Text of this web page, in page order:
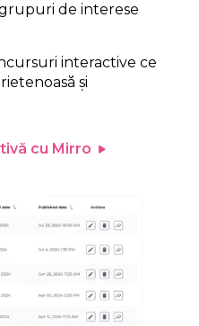
de interese
interactive ce
și
cu Mirro